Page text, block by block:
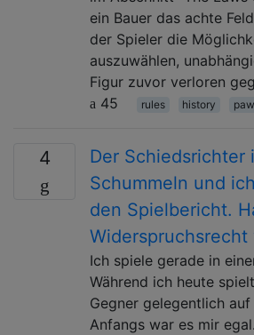
ein Bauer das achte
der Spieler die
auszuwählen,
Figur zuvor verloren
45
rules history
4
Der Schiedsrichter
Schummeln und
den Spielbericht.
Widerspruchsrecht
Ich spiele gerade in
Während ich heute
Gegner gelegentlich
Anfangs war es mir